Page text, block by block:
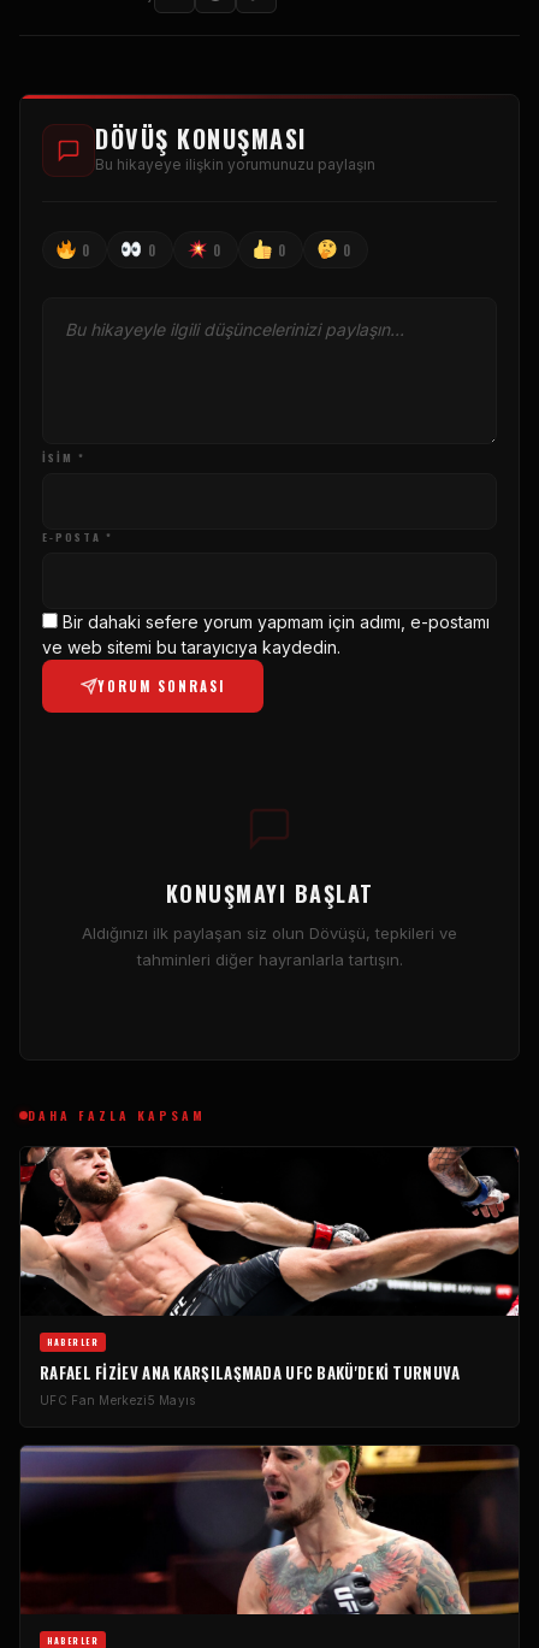
DÖVÜŞ KONUŞMASI
Bu hikayeye ilişkin yorumunuzu paylaşın
0 0 0 0 0
İSIM *
E-POSTA *
Bir dahaki sefere yorum yapmam için adımı, e-postamı
ve web sitemi bu tarayıcıya kaydedin.
YORUM SONRASI
KONUŞMAYI BAŞLAT
Aldığınızı ilk paylaşan siz olun Dövüşü, tepkileri ve
tahminleri diğer hayranlarla tartışın.
DAHA FAZLA KAPSAM
HABERLER
RAFAEL FIZIEV ANA KARŞILAŞMADA UFC BAKÜ'DEKI TURNUVA
UFC Fan Merkezi5 Mayıs
HABERLER